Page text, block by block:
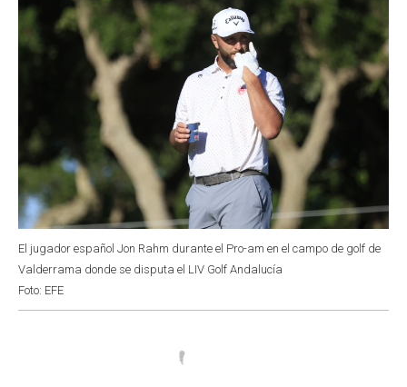
El jugador español Jon Rahm durante el Pro-am en el campo de golf de
Valderrama donde se disputa el LIV Golf Andalucía
Foto: EFE